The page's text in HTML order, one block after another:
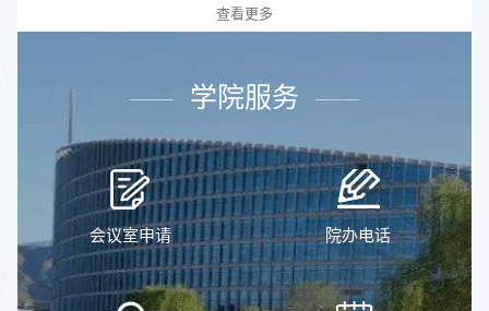
查看更多
学院服务
会议室申请 院办电话